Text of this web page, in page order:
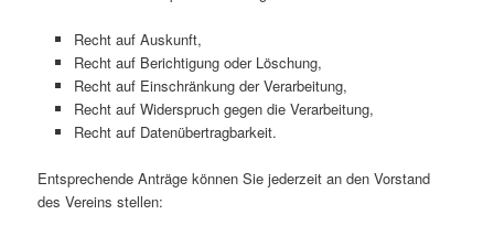
Recht auf Auskunft,
Recht auf Berichtigung oder Löschung,
Recht auf Einschränkung der Verarbeitung,
Recht auf Widerspruch gegen die Verarbeitung,
Recht auf Datenübertragbarkeit.
Entsprechende Anträge können Sie jederzeit an den Vorstand
des Vereins stellen: